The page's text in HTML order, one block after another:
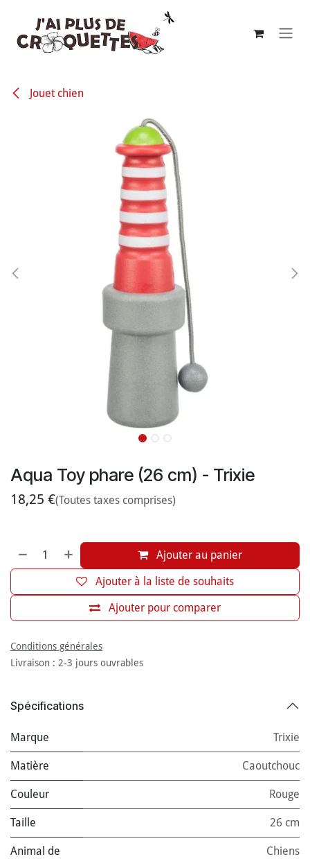
Jouet chien
Aqua Toy phare (26 cm) - Trixie
18,25 €(Toutes taxes comprises)
Ajouter au panier
Ajouter pour comparer
Ajouter à la liste de souhaits
Conditions générales
Livraison : 2-3 jours ouvrables
Spécifications
Marque Trixie
Matière Caoutchouc
Couleur Rouge
Taille 26 cm
Animal de
Chiens